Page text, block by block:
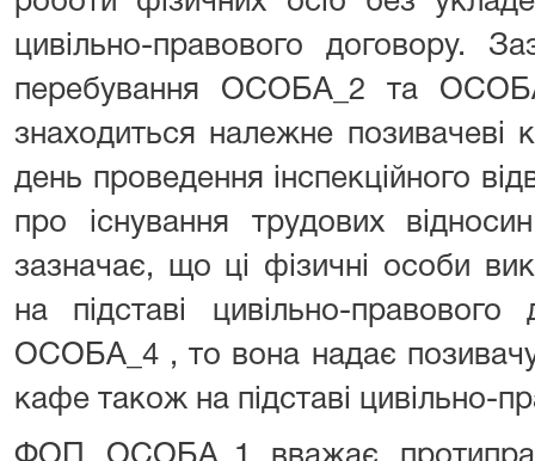
цивільно-правового договору.
перебування ОСОБА_2 та
знаходиться належне
день проведення інспекційного
про існування трудових
зазначає, що ці фізичні особи
на підставі цивільно-
ОСОБА_4 , то вона надає
кафе також на підставі цивільно-